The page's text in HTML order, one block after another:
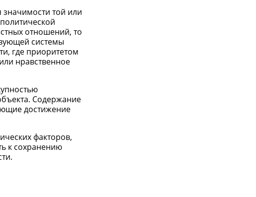
значимости той или
отношений, то
системы
где приоритетом
нравственное
Содержание
достижение
факторов,
к сохранению